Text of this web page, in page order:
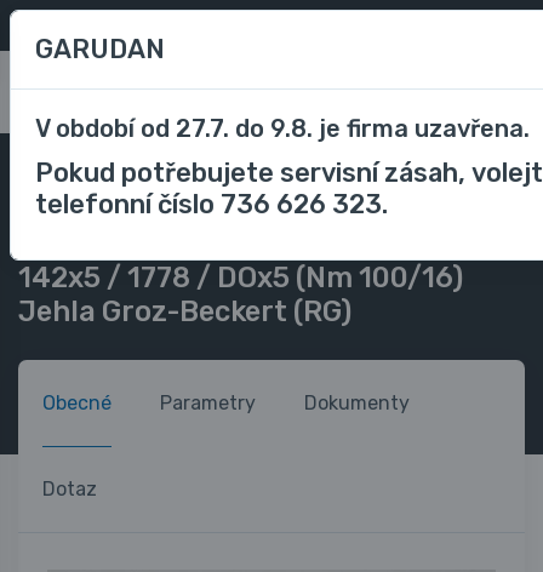
Příslušenství
Příslušenství průmyslové stroje
Jehly do šicího stroje
142x5 / 1778 / DOx5 (Nm 100/16)
Jehla Groz-Beckert (RG)
Obecné Parametry Dokumenty
Dotaz
GARUDAN
V období od 27.7. do 9.8. je firma uzavřena.
Pokud potřebujete servisní zásah,
telefonní číslo 736 626 323.